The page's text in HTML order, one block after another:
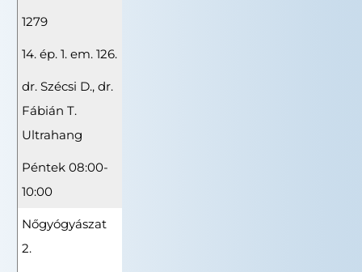
1279
14. ép. 1. em. 126.
dr. Szécsi D., dr.
Fábián T.
Ultrahang
Péntek 08:00-
10:00
Nőgyógyászat
2.